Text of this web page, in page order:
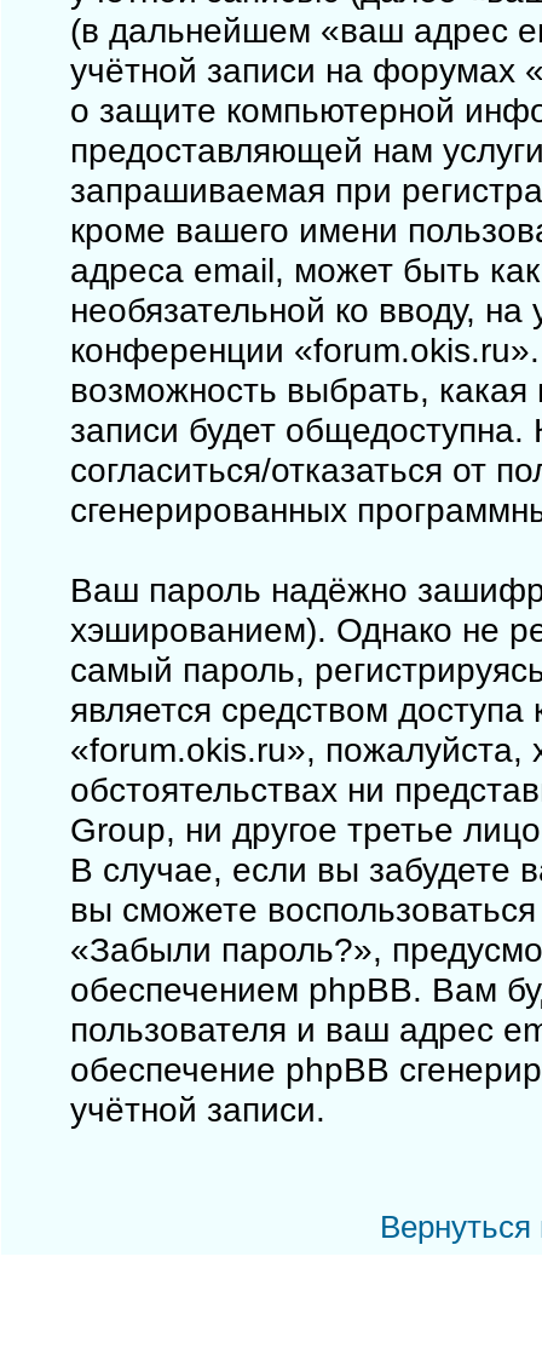
(в дальнейшем «ваш адрес
учётной записи на форумах
о защите компьютерной
предоставляющей нам
запрашиваемая при
кроме вашего имени
адреса email, может быть
необязательной ко вводу,
конференции
возможность выбрать,
записи будет общедоступна.
согласиться/отказаться от
сгенерированных
Ваш пароль надёжно
хэшированием). Однако не
самый пароль,
является средством
«forum.okis.ru», пожалуйста,
обстоятельствах ни
Group, ни другое третье
В случае, если вы забудете
вы сможете
«Забыли пароль?»,
обеспечением phpBB. Вам
пользователя и ваш адрес
обеспечение phpBB
учётной записи.
Вернуться